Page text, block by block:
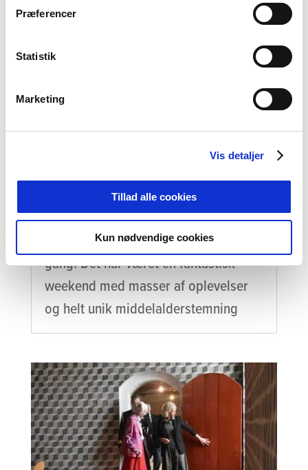
Præferencer
Statistik
Marketing
Vis detaljer
Tillad alle cookies
Kun nødvendige cookies
Farverigt, festligt og fuldstændig
forrygende – Danehof 2026 er slut for i år
Danehof i Nyborg er slut for denne
gang. Det har været en fantastisk
weekend med masser af oplevelser
og helt unik middelalderstemning